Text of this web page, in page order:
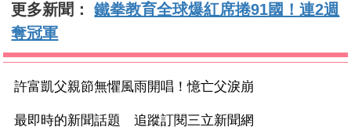
更多新聞：鐵拳教育全球爆紅席捲91國！連2週
奪冠軍
許富凱父親節無懼風雨開唱！憶亡父淚崩
最即時的新聞話題 追蹤訂閱三立新聞網